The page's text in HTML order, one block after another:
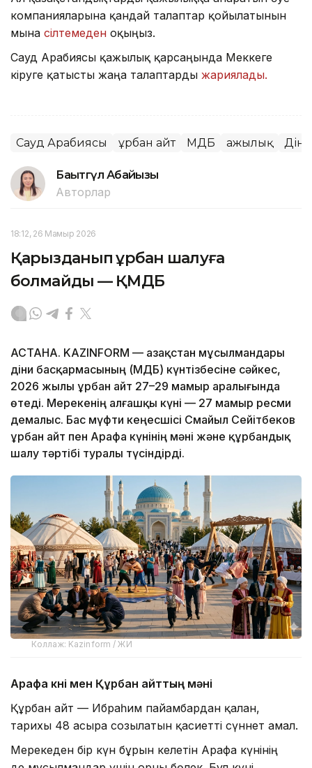
компанияларына қандай талаптар қойылатынын
мына сілтемеден оқыңыз.
Сауд Арабиясы қажылық қарсаңында Меккеге
кіруге қатысты жаңа талаптарды жариялады.
Сауд Арабиясы Құрбан айт ҚМДБ Қажылық Дін
Бақытгүл Абайқызы
Авторлар
18:12, 26 Мамыр 2026
Қарызданып құрбан шалуға
болмайды — ҚМДБ
АСТАНА. KAZINFORM — Қазақстан мұсылмандары
діни басқармасының (ҚМДБ) күнтізбесіне сәйкес,
2026 жылы Құрбан айт 27–29 мамыр аралығында
өтеді. Мерекенің алғашқы күні — 27 мамыр ресми
демалыс. Бас мүфти кеңесшісі Смайыл Сейітбеков
Құрбан айт пен Арафа күнінің мәні және құрбандық
шалу тәртібі туралы түсіндірді.
Коллаж: Kazinform / ЖИ
Арафа күні мен Құрбан айттың мәні
Құрбан айт — Ибраһим пайғамбардан қалған,
тарихы 48 ғасырға созылатын қасиетті сүннет амал.
Мерекеден бір күн бұрын келетін Арафа күнінің